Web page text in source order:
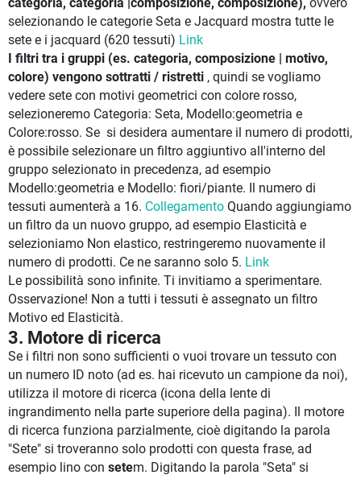
categoria, categoria |composizione, composizione), ovvero
selezionando le categorie Seta e Jacquard mostra tutte le
sete e i jacquard (620 tessuti) Link
I filtri tra i gruppi (es. categoria, composizione | motivo,
colore) vengono sottratti / ristretti , quindi se vogliamo
vedere sete con motivi geometrici con colore rosso,
selezioneremo Categoria: Seta, Modello:geometria e
Colore:rosso. Se si desidera aumentare il numero di prodotti,
è possibile selezionare un filtro aggiuntivo all'interno del
gruppo selezionato in precedenza, ad esempio
Modello:geometria e Modello: fiori/piante. Il numero di
tessuti aumenterà a 16. Collegamento Quando aggiungiamo
un filtro da un nuovo gruppo, ad esempio Elasticità e
selezioniamo Non elastico, restringeremo nuovamente il
numero di prodotti. Ce ne saranno solo 5. Link
Le possibilità sono infinite. Ti invitiamo a sperimentare.
Osservazione! Non a tutti i tessuti è assegnato un filtro
Motivo ed Elasticità.
3. Motore di ricerca
Se i filtri non sono sufficienti o vuoi trovare un tessuto con
un numero ID noto (ad es. hai ricevuto un campione da noi),
utilizza il motore di ricerca (icona della lente di
ingrandimento nella parte superiore della pagina). Il motore
di ricerca funziona parzialmente, cioè digitando la parola
"Sete" si troveranno solo prodotti con questa frase, ad
esempio lino con setem. Digitando la parola "Seta" si